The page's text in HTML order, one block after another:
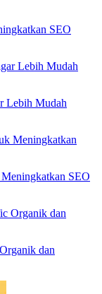
SEO
Lebih Mudah
SEO
dan